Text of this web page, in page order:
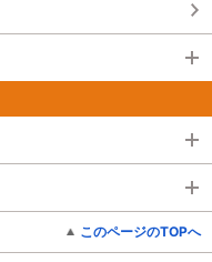
このページのTOPへ